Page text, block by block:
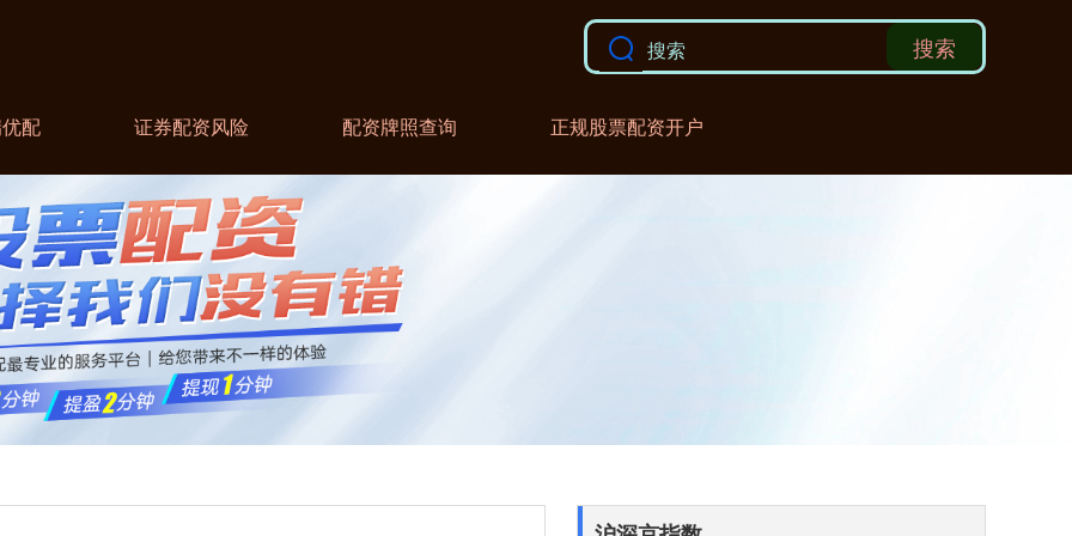
搜索
配 证券配资风险 配资牌照查询 正规股票配资开户